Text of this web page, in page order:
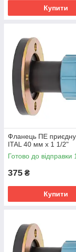
Купити
Фланець ПЕ
ITAL 40 мм х 1 1/2"
Готово до відправки
375 ₴
Купити